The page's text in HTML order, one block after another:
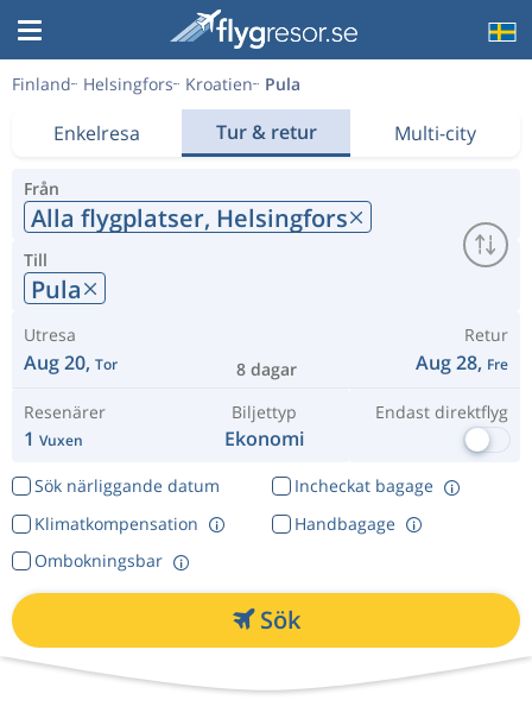
Finland Helsingfors Kroatien Pula
Enkelresa Tur & retur Multi-city
Från
Alla flygplatser, Helsingfors
Till
Pula
Utresa
Aug 20, Tor 8 dagar
Retur
Aug 28, Fre
Resenärer
1 Vuxen
Biljettyp
Ekonomi
Endast direktflyg
Sök närliggande datum
Incheckat bagage
Klimatkompensation
Ombokningsbar
Handbagage
Sök